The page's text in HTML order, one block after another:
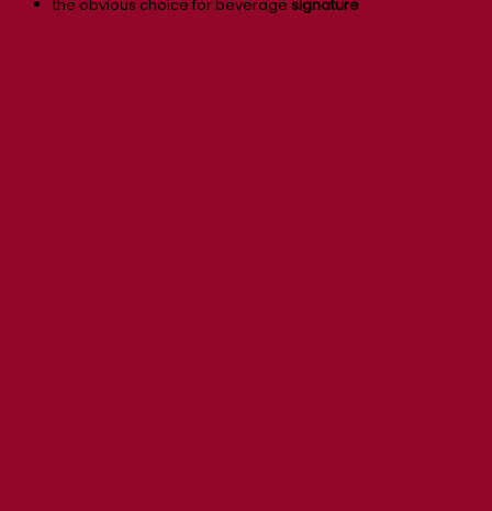
the obvious choice for beverage signature